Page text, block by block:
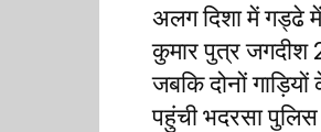
अलग दिशा में गड्ढे
कुमार पुत्र जगदीश
जबकि दोनों
पहुंची भदरसा